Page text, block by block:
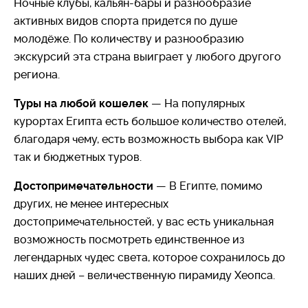
который является самым коротким путем из
Средиземного моря в Индийский океан.
Административно страна делится на 26 губерний
(мухафазатов), которые, в свою очередь, состоят из
округов (марказов), а сами округа делятся
на районы (нахии).
Климат и природа:
занимает пустыня Сахара, более 90% которой не
пригодны для ведения сельского хозяйства, но
здесь до сих пор живут кочевники. Более 95%
процентов всех жителей страны проживают в
дельте Нила, на которую приходится всего лишь 3%
площади всей станы. Остальные жители
обосновались на побережье Красного моря, в
туристических районах.
Ночные клубы, кальян-бары и разнообразие
активных видов спорта придется по душе
молодёже. По количеству и разнообразию
экскурсий эта страна выиграет у любого другого
региона.
Туры на любой кошелек — На популярных
курортах Египта есть большое количество отелей,
благодаря чему, есть возможность выбора как VIP
так и бюджетных туров.
Достопримечательности — В Египте, помимо
других, не менее интересных
достопримечательностей, у вас есть уникальная
возможность посмотреть единственное из
легендарных чудес света, которое сохранилось до
наших дней – величественную пирамиду Хеопса.